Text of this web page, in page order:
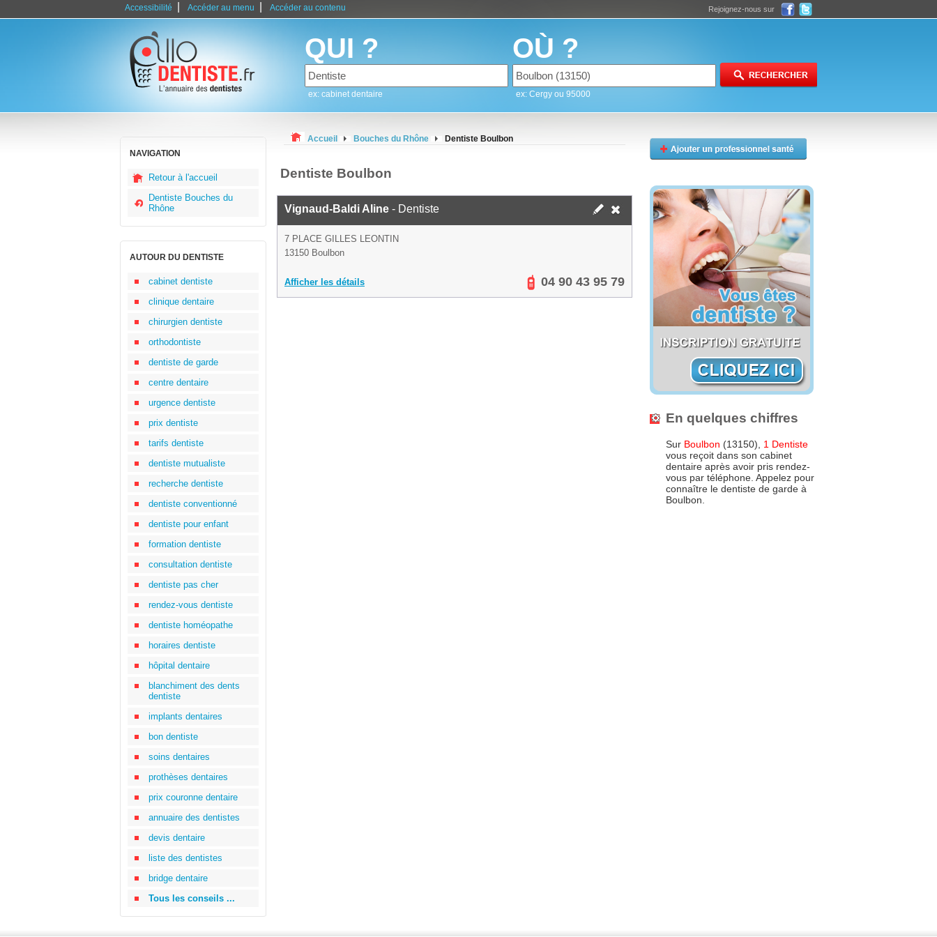
Accessibilité Accéder au menu Accéder au contenu Rejoignez-nous sur
QUI ?
ex: cabinet dentaire
OÙ ?
ex: Cergy ou 95000
NAVIGATION
Retour à l'accueil
Dentiste Bouches du
Rhône
AUTOUR DU DENTISTE
cabinet dentiste
clinique dentaire
chirurgien dentiste
orthodontiste
dentiste de garde
centre dentaire
urgence dentiste
prix dentiste
tarifs dentiste
dentiste mutualiste
recherche dentiste
dentiste conventionné
dentiste pour enfant
formation dentiste
consultation dentiste
dentiste pas cher
rendez-vous dentiste
dentiste homéopathe
horaires dentiste
hôpital dentaire
blanchiment des dents
dentiste
implants dentaires
bon dentiste
soins dentaires
prothèses dentaires
prix couronne dentaire
annuaire des dentistes
devis dentaire
liste des dentistes
bridge dentaire
Tous les conseils ...
Accueil Bouches du Rhône Dentiste Boulbon
Dentiste Boulbon
Vignaud-Baldi Aline - Dentiste
7 PLACE GILLES LEONTIN
13150 Boulbon
Afficher les détails 04 90 43 95 79
En quelques chiffres
Sur Boulbon (13150), 1 Dentiste
vous reçoit dans son cabinet
dentaire après avoir pris rendez-
vous par téléphone. Appelez pour
connaître le dentiste de garde à
Boulbon.